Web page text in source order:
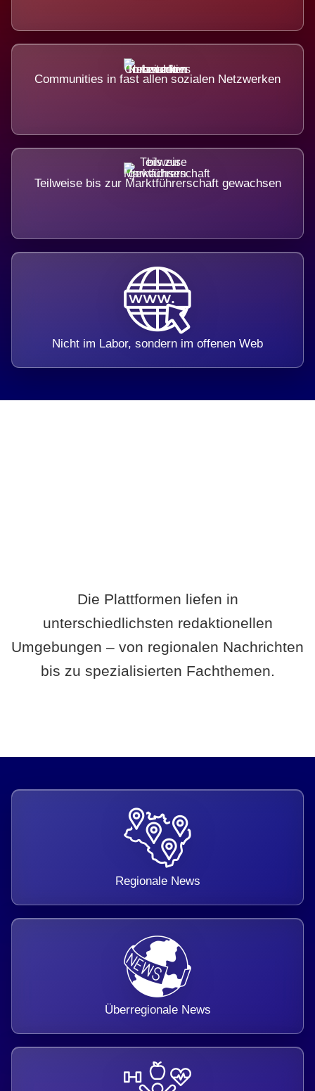
Communities in fast allen sozialen Netzwerken
Teilweise bis zur Marktführerschaft gewachsen
Nicht im Labor, sondern im offenen Web
Die Plattformen liefen in
unterschiedlichsten redaktionellen
Umgebungen – von regionalen Nachrichten
bis zu spezialisierten Fachthemen.
Regionale News
Überregionale News